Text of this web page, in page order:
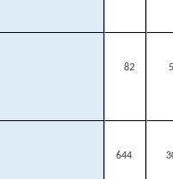
82 5
644